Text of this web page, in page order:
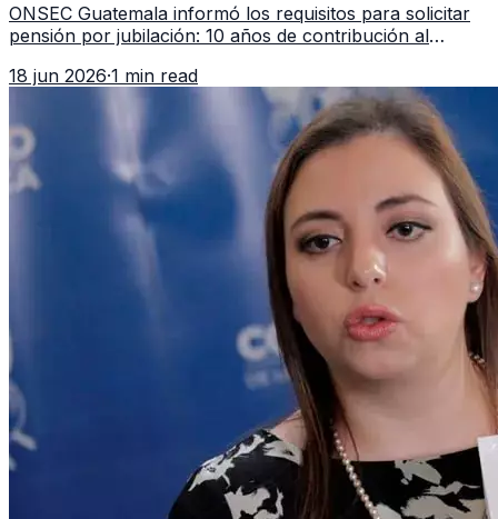
ONSEC Guatemala informó los requisitos para solicitar
pensión por jubilación: 10 años de contribución al
importar edad.
18 jun 2026·1 min read